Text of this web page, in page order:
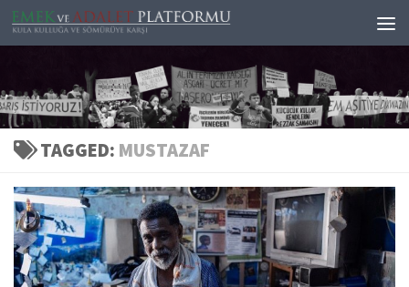
Skip to content
TAGGED: MUSTAZAF